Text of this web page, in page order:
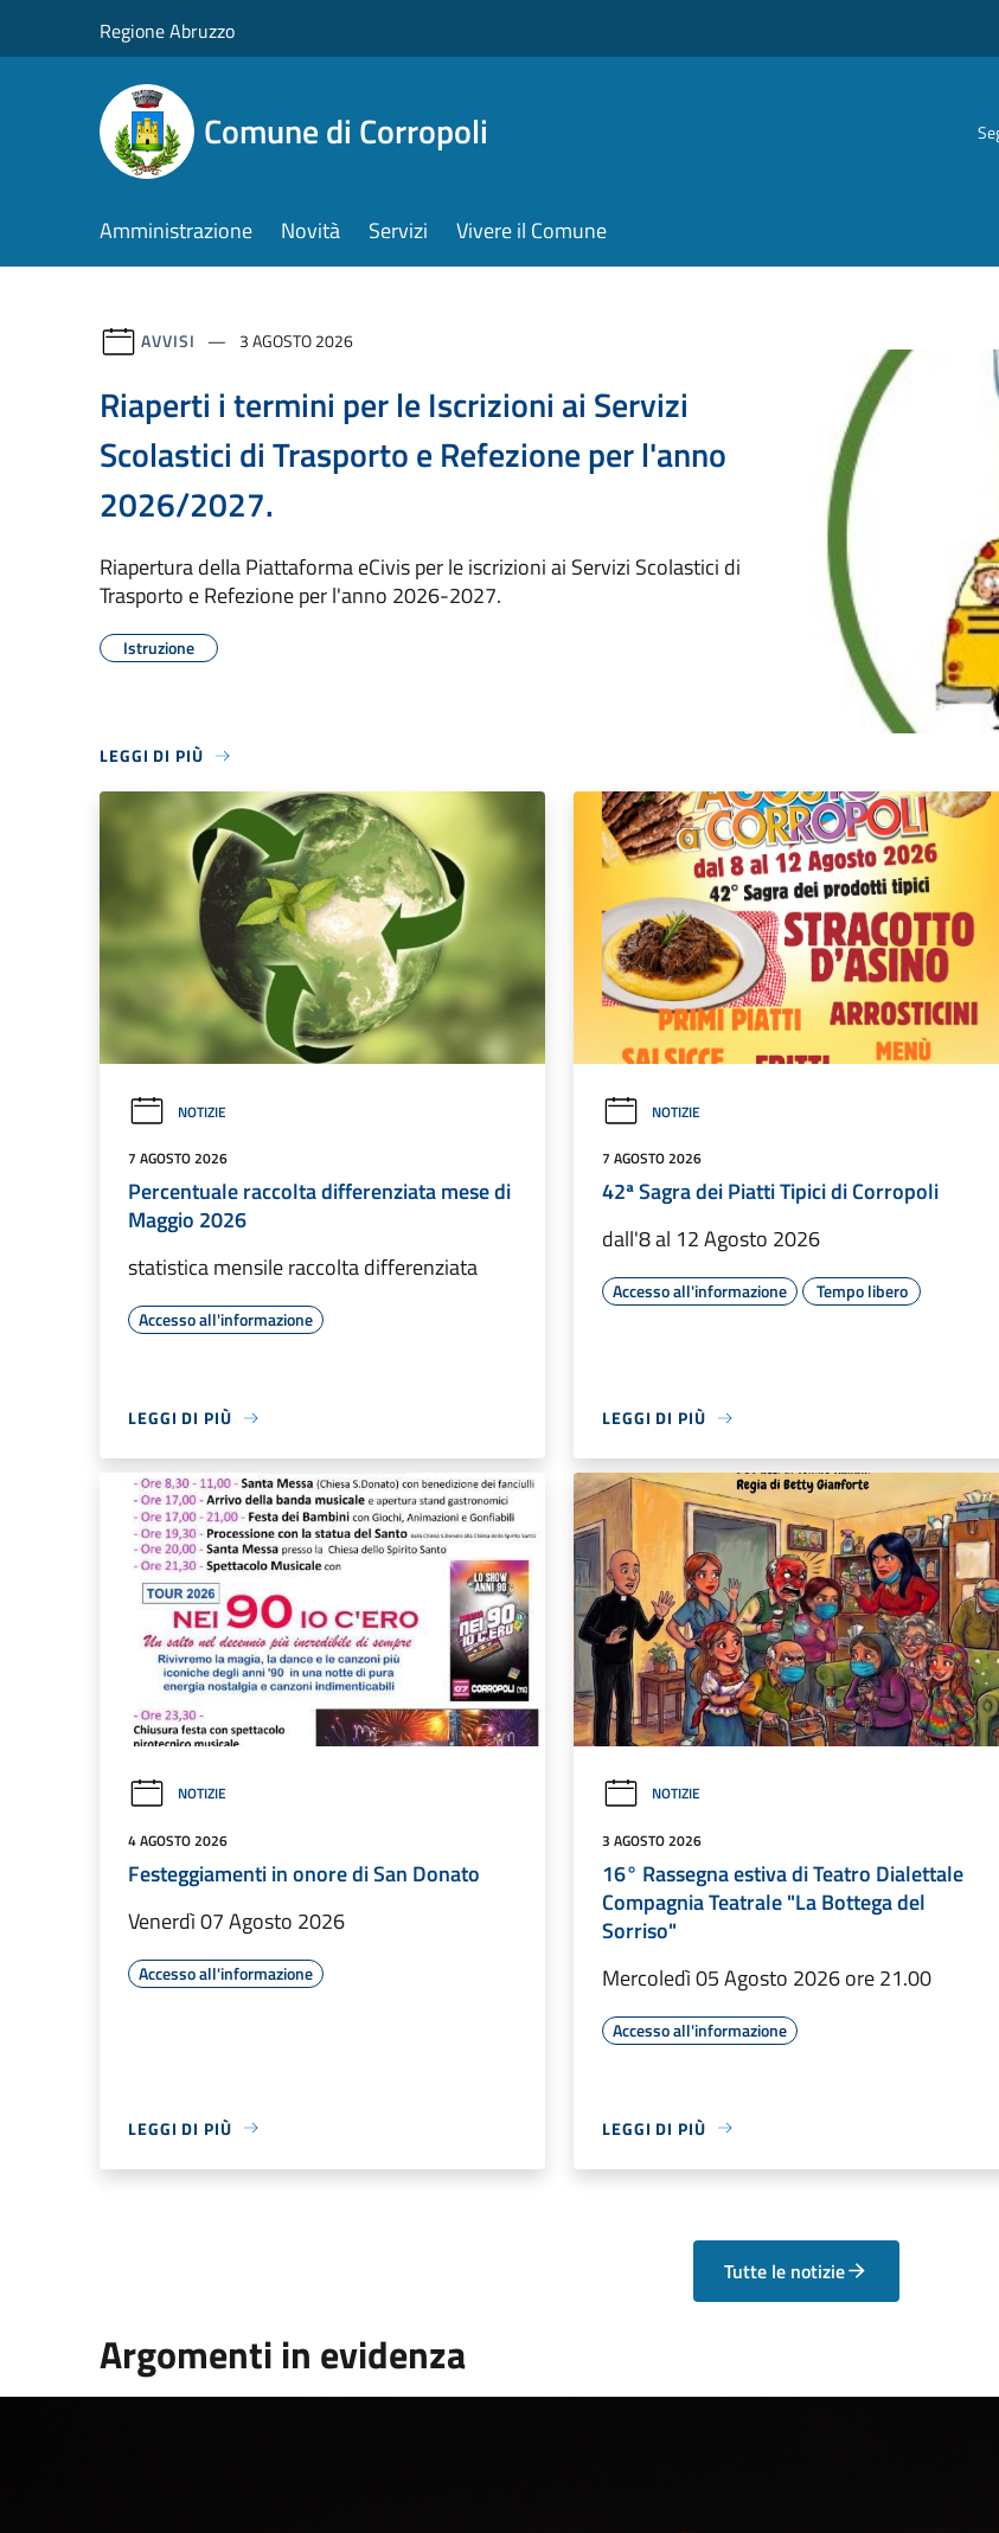
Regione Abruzzo
Comune di Corropoli
Amministrazione Novità Servizi Vivere il Comune
AVVISI 3 AGOSTO 2026
Riaperti i termini per le Iscrizioni ai Servizi
Scolastici di Trasporto e Refezione per l'anno
2026/2027.
Riapertura della Piattaforma eCivis per le iscrizioni ai Servizi Scolastici di
Trasporto e Refezione per l'anno 2026-2027.
Istruzione
LEGGI DI PIÙ
NOTIZIE
7 AGOSTO 2026
Percentuale raccolta differenziata mese di
Maggio 2026
statistica mensile raccolta differenziata
Accesso all'informazione
LEGGI DI PIÙ
NOTIZIE
7 AGOSTO 2026
42ª Sagra dei Piatti Tipici di Corropoli
dall'8 al 12 Agosto 2026
Accesso all'informazione Tempo libero
LEGGI DI PIÙ
NOTIZIE
4 AGOSTO 2026
Festeggiamenti in onore di San Donato
Venerdì 07 Agosto 2026
Accesso all'informazione
LEGGI DI PIÙ
NOTIZIE
3 AGOSTO 2026
16° Rassegna estiva di Teatro Dialettale
Compagnia Teatrale "La Bottega del
Sorriso"
Mercoledì 05 Agosto 2026 ore 21.00
Accesso all'informazione
LEGGI DI PIÙ
Tutte le notizie
Argomenti in evidenza